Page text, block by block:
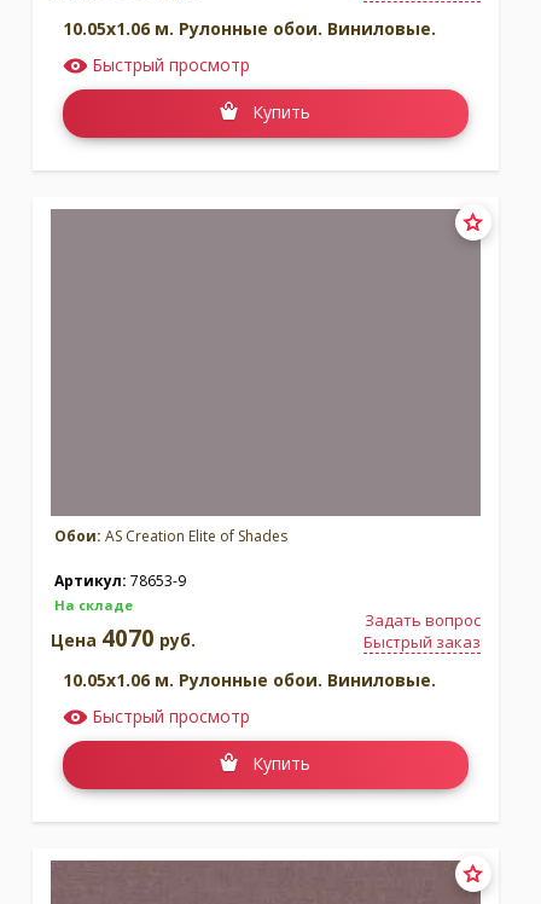
10.05x1.06 м. Рулонные обои. Виниловые.
Быстрый просмотр
Купить
Обои: AS Creation Elite of Shades
Артикул: 78653-9
На складе
Задать вопрос
Быстрый заказ
Цена 4070 руб.
10.05x1.06 м. Рулонные обои. Виниловые.
Быстрый просмотр
Купить